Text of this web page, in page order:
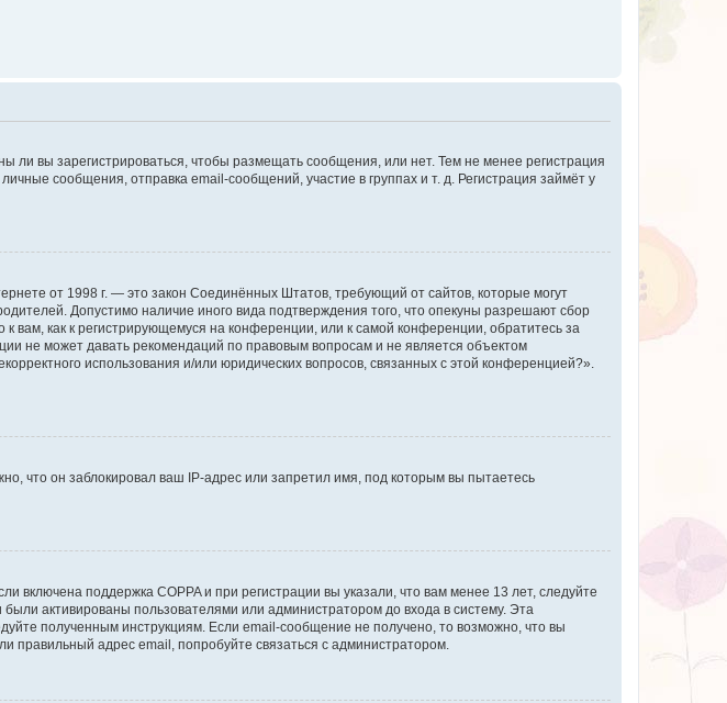
ли вы зарегистрироваться, чтобы размещать сообщения, или нет. Тем не менее регистрация
сообщения, отправка email-сообщений, участие в группах и т. д. Регистрация займёт у
от 1998 г. — это закон Соединённых Штатов, требующий от сайтов, которые могут
Допустимо наличие иного вида подтверждения того, что опекуны разрешают сбор
как к регистрирующемуся на конференции, или к самой конференции, обратитесь за
не может давать рекомендаций по правовым вопросам и не является объектом
использования и/или юридических вопросов, связанных с этой конференцией?».
что он заблокировал ваш IP-адрес или запретил имя, под которым вы пытаетесь
поддержка COPPA и при регистрации вы указали, что вам менее 13 лет, следуйте
активированы пользователями или администратором до входа в систему. Эта
полученным инструкциям. Если email-сообщение не получено, то возможно, что вы
правильный адрес email, попробуйте связаться с администратором.